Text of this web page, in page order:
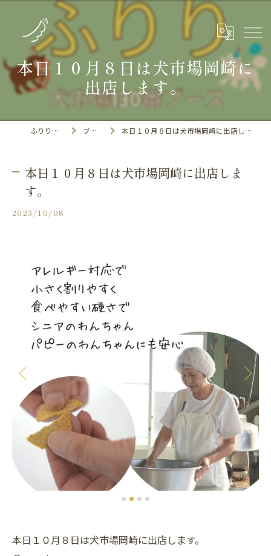
本日１０月８日は犬市場岡崎に
出店します。
ふりりの里 ブログ 本日１０月８日は犬市場岡崎に出店します。
本日１０月８日は犬市場岡崎に出店しま
す。
2023/10/08
本日１０月８日は犬市場岡崎に出店します。